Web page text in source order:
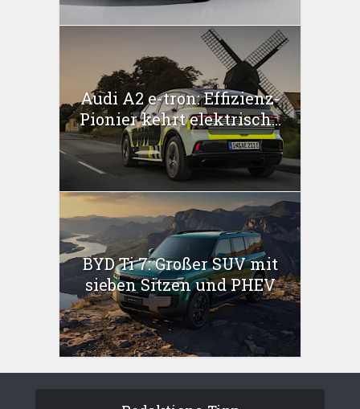
Audi A2 e-tron: Effizienz-
Pionier kehrt elektrisch...
BYD Ti 7: Großer SUV mit
sieben Sitzen und PHEV